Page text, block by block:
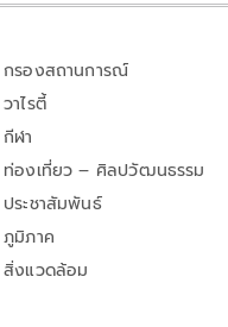
กรองสถานการณ์
วาไรตี้
กีฬา
ท่องเที่ยว – ศิลปวัฒนธรรม
ประชาสัมพันธ์
ภูมิภาค
สิ่งแวดล้อม